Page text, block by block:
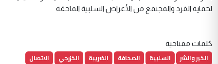
كلمات مفتاحية
الخير والشر السلبية الصحافة الضريبة الخزرجي
الاتصال